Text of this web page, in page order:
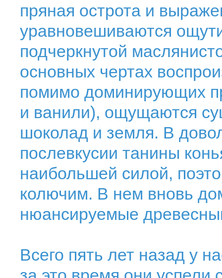
пряная острота и
уравновешиваются
подчеркнутой
основных чертах
помимо доминирующих
и ванили), ощущаются
шоколад и земля. В
послевкусии танины
наибольшей силой,
колючим. В нем вновь
нюансируемые
Всего пять лет назад у